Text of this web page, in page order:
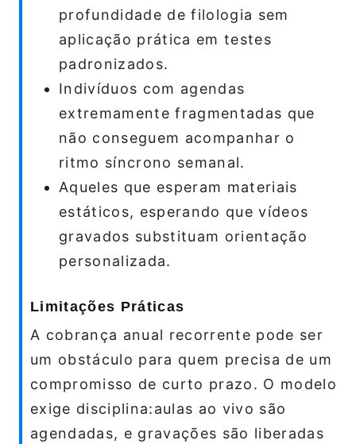
profundidade de filologia sem
aplicação prática em testes
padronizados.
Indivíduos com agendas
extremamente fragmentadas que
não conseguem acompanhar o
ritmo síncrono semanal.
Aqueles que esperam materiais
estáticos, esperando que vídeos
gravados substituam orientação
personalizada.
Limitações Práticas
A cobrança anual recorrente pode ser
um obstáculo para quem precisa de um
compromisso de curto prazo. O modelo
exige disciplina:aulas ao vivo são
agendadas, e gravações são liberadas